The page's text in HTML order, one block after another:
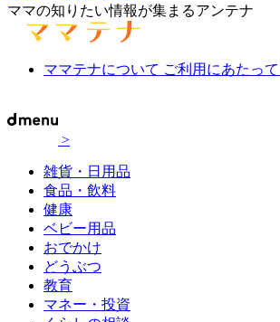
ママの知りたい情報が集まるアンテナ
ママテナについて ご利用にあたって
>
雑貨・日用品
食品・飲料
健康
ベビー用品
おでかけ
どうぶつ
教育
マネー・投資